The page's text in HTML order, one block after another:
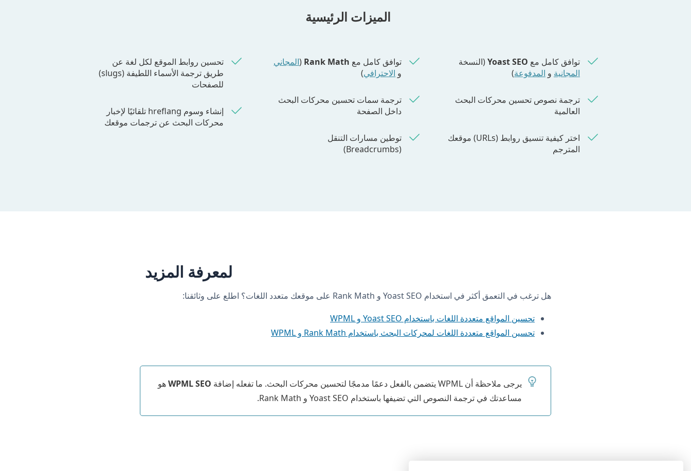
الميزات الرئيسية
توافق كامل مع YoastSEO
(النسخة
المجانية و المدفوعة)
ترجمة نصوص تحسين محركات البحث
العالمية
اختر كيفية تنسيق روابط (URLs) موقعك
المترجم
توافق كامل مع Rank Math
(المجاني
و الاحترافي)
ترجمة سمات تحسين محركات البحث
داخل الصفحة
توطين مسارات التنقل
(Breadcrumbs)
تحسين روابط الموقع لكل لغة عن
طريق ترجمة الأسماء اللطيفة (slugs)
للصفحات
إنشاء وسوم hreflang تلقائيًا لإخبار
محركات البحث عن ترجمات موقعك
لمعرفة المزيد
هل ترغب في التعمق أكثر في استخدام Yoast SEO و Rank Math على موقعك متعدد اللغات؟ اطلع على وثائقنا:
تحسين المواقع متعددة اللغات باستخدام Yoast SEO و WPML
تحسين المواقع متعددة اللغات لمحركات البحث باستخدام Rank Math و WPML
يرجى ملاحظة أن WPML يتضمن بالفعل دعمًا مدمجًا لتحسين محركات البحث. ما تفعله إضافة WPML SEOهو
مساعدتك في ترجمة النصوص التي تضيفها باستخدام Yoast SEO و Rank Math.